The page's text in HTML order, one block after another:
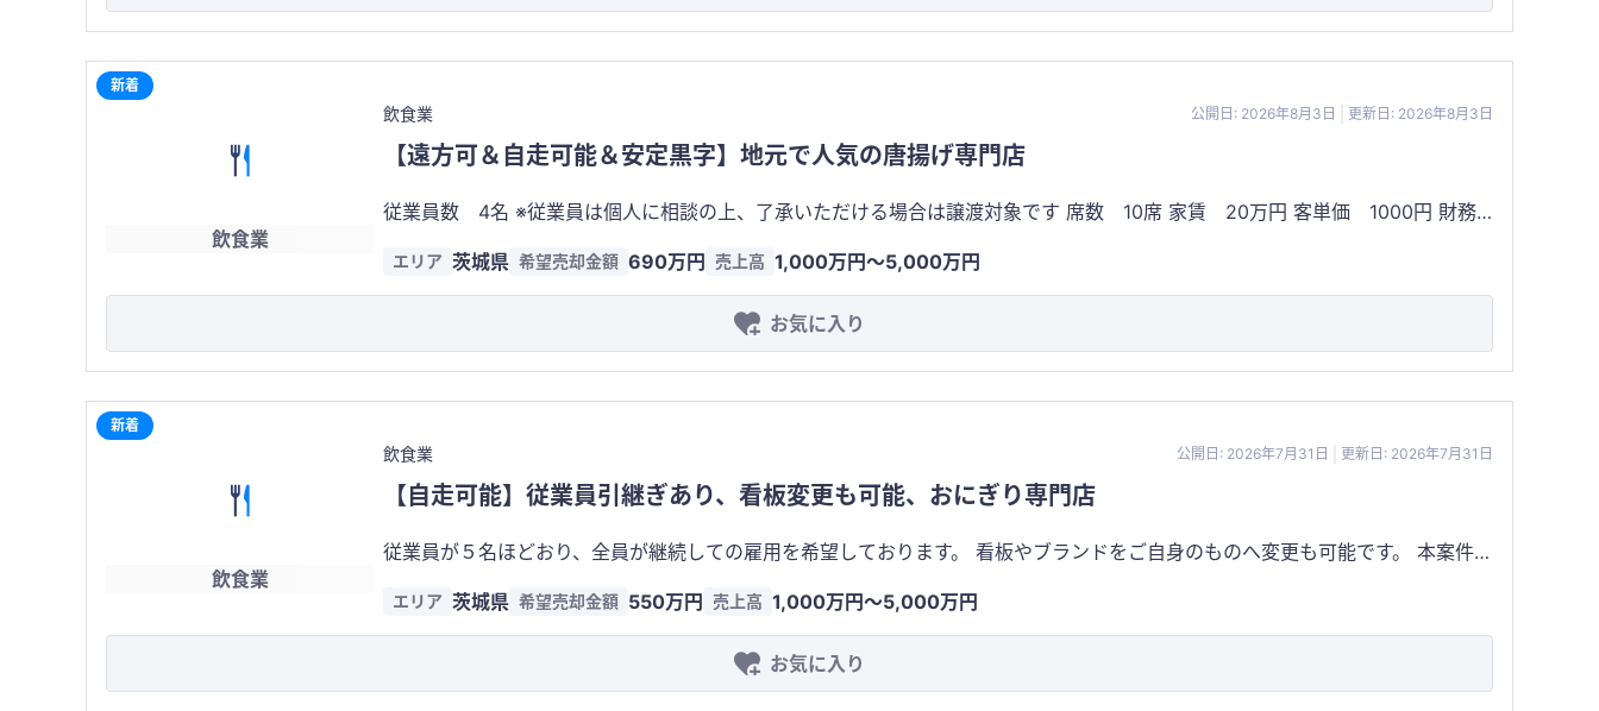
以上の営業実績 ・駅徒歩圏内の立地で、集客・採用の双方に優位性あり ・厨房設備一式を引継ぎ可能なため、初期投資を抑えて
万円（税込） ※建物を購入する場合は別途協議となります。賃貸借契約での引継ぎも可能です。 【譲渡対象】 ・店舗内装・厨房
設備・什器備品一式 ・営業ノウハウ ・取引先 ・従業員 ・在庫 ・賃貸借契約（または建物売買） ・営業権 【特記事項】 ・従業
員の継続雇用を希望 ・オーナーによる引継ぎ協力可能 ・譲渡理由は事業の選択と集中 ・営業時間の拡大や店内営業の強化により
飲食業
新着
飲食業 公開日: 2026年8月3日 更新日: 2026年8月3日
【遠方可＆自走可能＆安定黒字】地元で人気の唐揚げ専門店
従業員数 4名 ※従業員は個人に相談の上、了承いただける場合は譲渡対象です 席数 10席 家賃 20万円 客単価 1000円 財務
営面のみ対応で、現場に出ておりません ※完全自走＆安定黒字経営のため、遠方の方でも管理可能です テイクアウトを中心とし
た、からあげ専門店の運営事業です。 地域密着型の店舗として、多くのリピーターに支えられながら営業を続けており、「今日は
唐揚げにしよう」と日常的に選ばれるブランドを確立しています。揚げたて・できたてにこだわった商品を提供し、おかず需要か
ら夕食需要、ランチ需要まで幅広いシーンで利用されています。 近年も中食・テイクアウト市場は堅調に推移しており、比較的景
であるため、来店頻度が高く、リピーター比率が高いことが特徴です。 地域のお客様との信頼関係が構築されており、口コミによ
る新規顧客獲得も期待できます。 看板商品である揚げたて唐揚げを中心に、お弁当や各種サイドメニューなど、日常使いしやすい
商品を提供しています。 素材や味付け、揚げたて品質にこだわり、「また食べたくなる味」を追求。ボリューム・価格・品質のバ
差し入れなど様々な用途で利用されています。 店舗でのテイクアウト販売を中心に、電話注文などにも対応し、お客様をお待たせ
も効率的な店舗運営が可能です。 日常的に購入しやすい価格帯であることから、リピーターの獲得につながりやすく、安定した売
上基盤の形成に寄与しています。 本事業最大の魅力は、高い利益率を目指しやすいビジネスモデルにあります。 からあげは幅広
い世代に支持される定番商品であり、景気の影響を受けにくく、日常的な食事・おかず・ランチ・差し入れなど、多様な需要が年
間を通して安定しています。そのため、継続的なリピート需要を獲得しやすく、売上が安定しやすい業態です。 また、メニュー構
エリア 茨城県 希望売却金額 690万円 売上高 1,000万円〜5,000万円
お気に入り
飲食業
新着
飲食業 公開日: 2026年7月31日 更新日: 2026年7月31日
【自走可能】従業員引継ぎあり、看板変更も可能、おにぎり専門店
従業員が５名ほどおり、全員が継続しての雇用を希望しております。 看板やブランドをご自身のものへ変更も可能です。 本案件
店づくり」をコンセプトに、多くのお客様から支持をいただいているブランドです。 主役となるお米には、厳選した国産こしひか
りを使用。さらに、お米本来の甘みを最大限に引き立てるため、香り豊かで歯切れの良い宮城県産の寒流のりを採用するなど、素
を徹底。大量生産では表現できない、手作りならではの温もりと品質が、多くのリピーターを生み出しています。 近年、おにぎり
エリア 茨城県 希望売却金額 550万円 売上高 1,000万円〜5,000万円
お気に入り